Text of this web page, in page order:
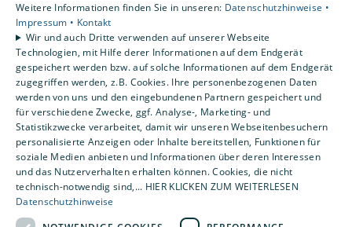
Gewerbekunden
Karriere
Unternehmen
Kontakt
Weitere Informationen finden Sie in unseren: Datenschutzhinweise •
Impressum • Kontakt
Wir und auch Dritte verwenden auf unserer Webseite
Technologien, mit Hilfe derer Informationen auf dem Endgerät
gespeichert werden bzw. auf solche Informationen auf dem Endgerät
zugegriffen werden, z.B. Cookies. Ihre personenbezogenen Daten
werden von uns und den eingebundenen Partnern gespeichert und
für verschiedene Zwecke, ggf. Analyse-, Marketing- und
Statistikzwecke verarbeitet, damit wir unseren Webseitenbesuchern
personalisierte Anzeigen oder Inhalte bereitstellen, Funktionen für
soziale Medien anbieten und Informationen über deren Interessen
und das Nutzerverhalten erhalten können. Cookies, die nicht
technisch-notwendig sind,... HIER KLICKEN ZUM WEITERLESEN
Datenschutzhinweise